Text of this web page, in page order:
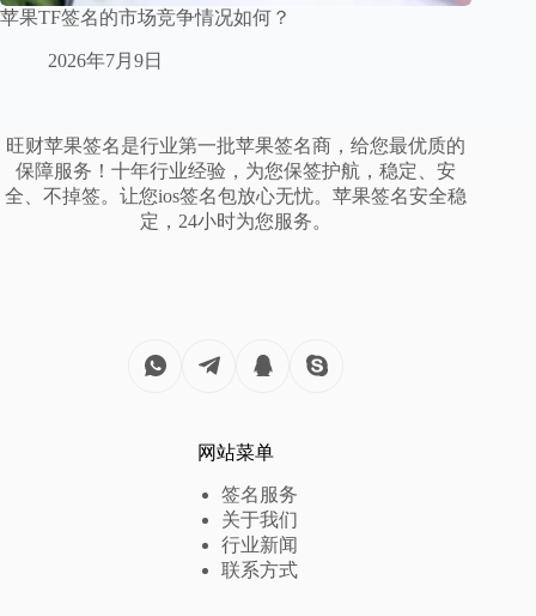
苹果TF签名的市场竞争情况如何？
2026年7月9日
旺财苹果签名是行业第一批苹果签名商，给您最优质的
保障服务！十年行业经验，为您保签护航，稳定、安
全、不掉签。让您ios签名包放心无忧。苹果签名安全稳
定，24小时为您服务。
网站菜单
签名服务
关于我们
行业新闻
联系方式